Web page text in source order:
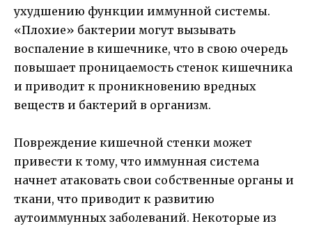
ухудшению функции иммунной системы.
«Плохие» бактерии могут вызывать
воспаление в кишечнике, что в свою очередь
повышает проницаемость стенок кишечника
и приводит к проникновению вредных
веществ и бактерий в организм.
Повреждение кишечной стенки может
привести к тому, что иммунная система
начнет атаковать свои собственные органы и
ткани, что приводит к развитию
аутоиммунных заболеваний. Некоторые из